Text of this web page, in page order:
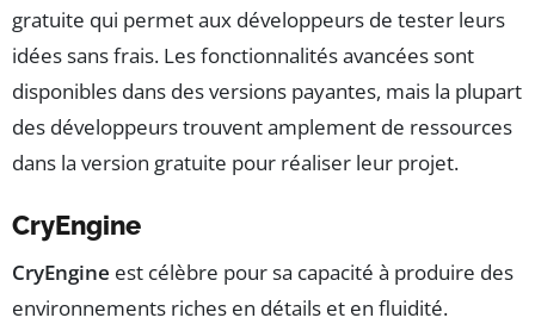
gratuite qui permet aux développeurs de tester leurs
idées sans frais. Les fonctionnalités avancées sont
disponibles dans des versions payantes, mais la plupart
des développeurs trouvent amplement de ressources
dans la version gratuite pour réaliser leur projet.
CryEngine
CryEngine est célèbre pour sa capacité à produire des
environnements riches en détails et en fluidité.